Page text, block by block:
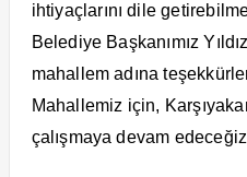
ihtiyaçlarını dile
Belediye Başkanımız
mahallem adına
Mahallemiz için,
çalışmaya devam